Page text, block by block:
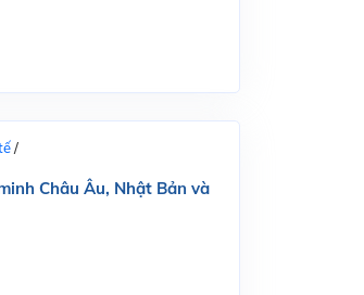
/
Châu Âu, Nhật Bản và